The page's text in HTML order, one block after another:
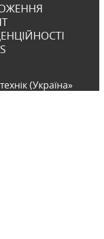
(Україна»